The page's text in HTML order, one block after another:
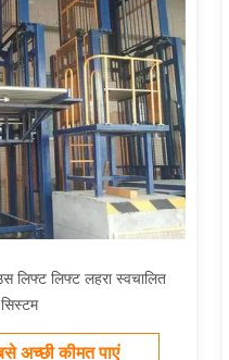
लिफ्ट लिफ्ट लहरा स्वचालित
अच्छी कीमत पाएं